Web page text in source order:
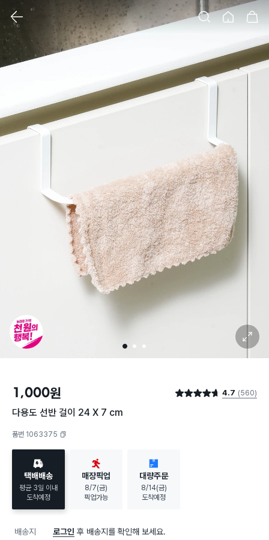
클릭 시 이미지 확대 보기 팝업 열림
1 2 3
확대 보기
1,000원 별점 4.7점 4.7 (560)
다용도 선반 걸이 24 X 7 cm
품번 1063375
택배배송
평균 3일 이내
도착예정
매장픽업
8/7(금)
픽업가능
대량주문
8/14(금)
도착예정
배송지 로그인 후 배송지를 확인해 보세요.